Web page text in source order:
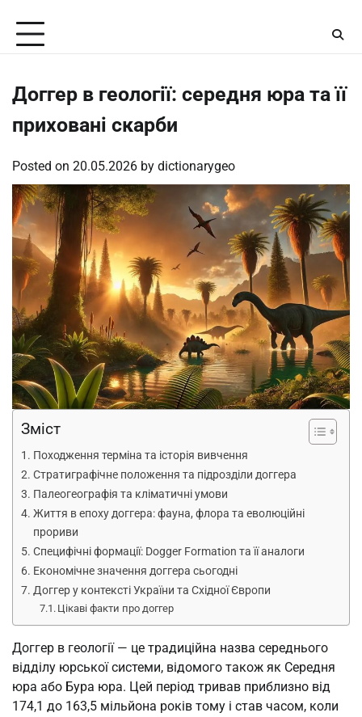
content
Доггер в геології: середня юра та її
приховані скарби
Posted on 20.05.2026 by dictionarygeo
Зміст
Походження терміна та історія вивчення
Стратиграфічне положення та підрозділи доггера
Палеогеографія та кліматичні умови
Життя в епоху доггера: фауна, флора та еволюційні
прориви
Специфічні формації: Dogger Formation та її аналоги
Економічне значення доггера сьогодні
Доггер у контексті України та Східної Європи
Цікаві факти про доггер
Доггер в геології — це традиційна назва середнього
відділу юрської системи, відомого також як Середня
юра або Бура юра. Цей період тривав приблизно від
174,1 до 163,5 мільйона років тому і став часом, коли